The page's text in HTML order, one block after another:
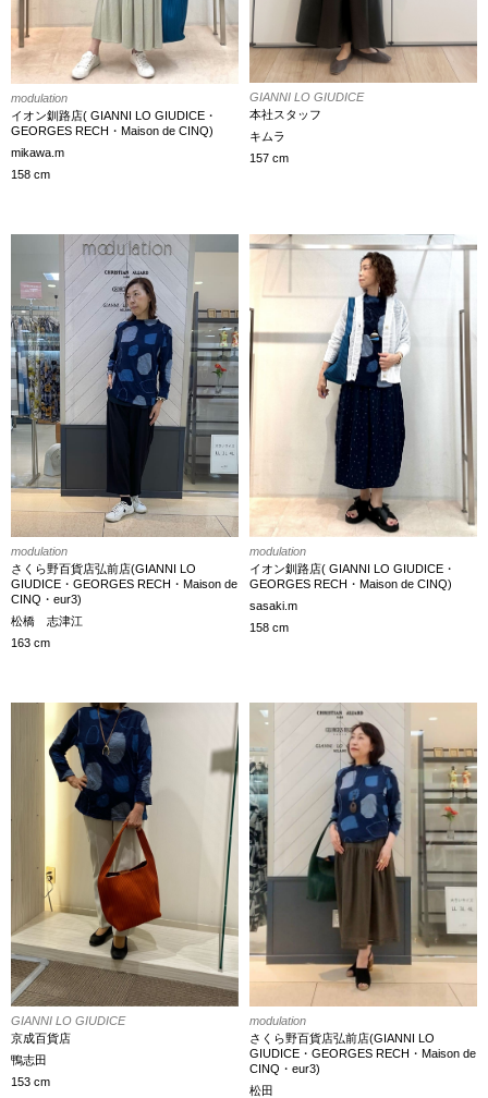
modulation
イオン釧路店( GIANNI LO GIUDICE・
GEORGES RECH・Maison de CINQ)
mikawa.m
158 cm
GIANNI LO GIUDICE
本社スタッフ
キムラ
157 cm
modulation
さくら野百貨店弘前店(GIANNI LO
GIUDICE・GEORGES RECH・Maison de
CINQ・eur3)
松橋 志津江
163 cm
modulation
イオン釧路店( GIANNI LO GIUDICE・
GEORGES RECH・Maison de CINQ)
sasaki.m
158 cm
GIANNI LO GIUDICE
京成百貨店
鴨志田
153 cm
modulation
さくら野百貨店弘前店(GIANNI LO
GIUDICE・GEORGES RECH・Maison de
CINQ・eur3)
松田